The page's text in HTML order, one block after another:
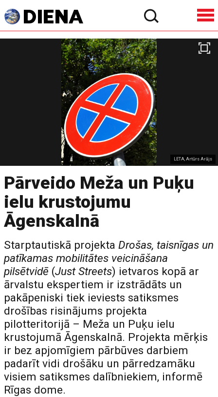
LETA, Artūrs Arājs
Pārveido Meža un Puķu
ielu krustojumu
Āgenskalnā
Starptautiskā projektaDrošas, taisnīgas un
patīkamas mobilitātes veicināšana
pilsētvidē (Just Streets) ietvaros kopā ar
ārvalstu ekspertiem ir izstrādāts un
pakāpeniski tiek ieviests satiksmes
drošības risinājums projekta
pilotteritorijā – Meža un Puķu ielu
krustojumā Āgenskalnā. Projekta mērķis
ir bez apjomīgiem pārbūves darbiem
padarīt vidi drošāku un pārredzamāku
visiem satiksmes dalībniekiem, informē
Rīgas dome.